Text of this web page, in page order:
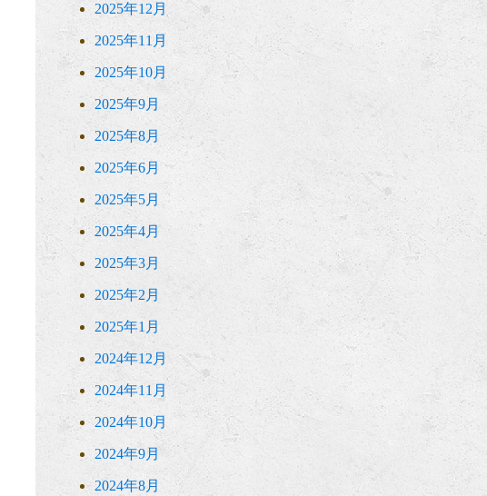
2025年12月
2025年11月
2025年10月
2025年9月
2025年8月
2025年6月
2025年5月
2025年4月
2025年3月
2025年2月
2025年1月
2024年12月
2024年11月
2024年10月
2024年9月
2024年8月